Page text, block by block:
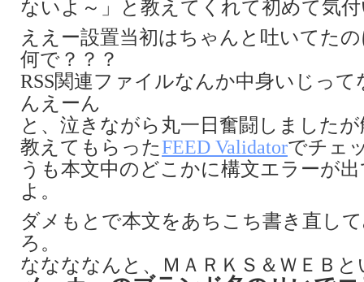
ないよ～」と教えてくれて初めて気
ええー設置当初はちゃんと吐いてた
何で？？？
RSS関連ファイルなんか中身いじっ
んえーん
と、泣きながら丸一日奮闘しました
教えてもらったFEED Validatorでチェ
うも本文中のどこかに構文エラーが
よ。
ダメもとで本文をあちこち書き直し
ろ。
ななななんと、ＭＡＲＫＳ＆ＷＥＢと